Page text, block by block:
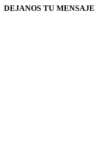
DEJANOS TU MENSAJE